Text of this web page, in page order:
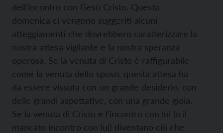
dell’incontro con Gesù Cristo. Questa
domenica ci vengono suggeriti alcuni
atteggiamenti che dovrebbero caratterizzare la
nostra attesa vigilante e la nostra speranza
operosa. Se la venuta di Cristo è raffigurabile
come la venuta dello sposo, questa attesa ha
da essere vissuta con un grande desiderio, con
delle grandi aspettative, con una grande gioia.
Se la venuta di Cristo e l’incontro con lui (o il
mancato incontro con lui) diventano ciò che